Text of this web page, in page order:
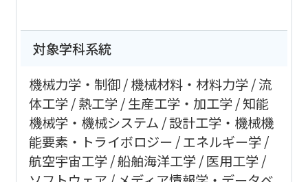
対象学科系統
機械力学・制御 機械材料・材料力学 流
体工学 熱工学 生産工学・加工学 知能
機械学・機械システム 設計工学・機械機
能要素・トライボロジー
エネルギー学
航空宇宙工学 船舶海洋工学 医用工学